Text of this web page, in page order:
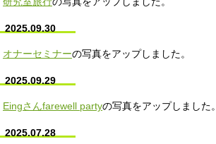
2025.09.30
オナーセミナーの写真をアップしました。
2025.09.29
Eingさんfarewell partyの写真をアップしました。
2025.07.28